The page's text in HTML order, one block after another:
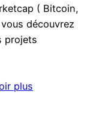
( Bitcoin,
découvrez
projets
plus